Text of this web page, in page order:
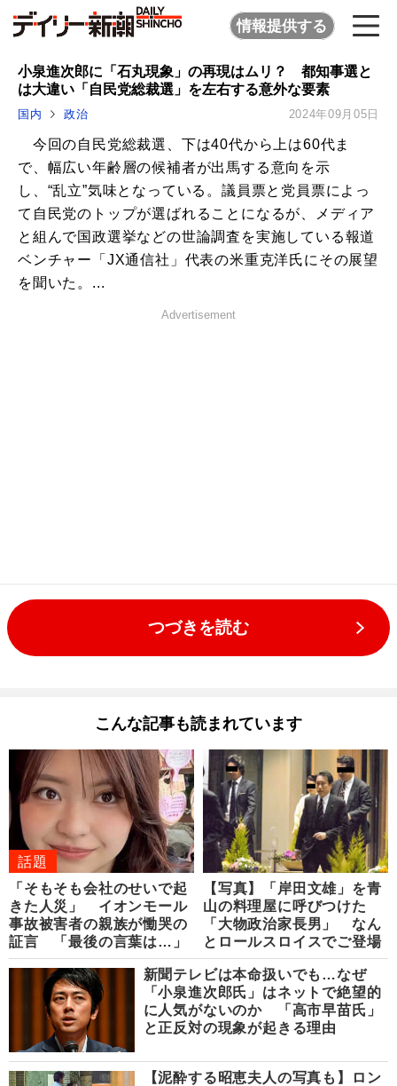
情報提供する
小泉進次郎に「石丸現象」の再現はムリ？ 都知事選と
は大違い「自民党総裁選」を左右する意外な要素
国内 政治 2024年09月05日
今回の自民党総裁選、下は40代から上は60代ま
で、幅広い年齢層の候補者が出馬する意向を示
し、“乱立”気味となっている。議員票と党員票によっ
て自民党のトップが選ばれることになるが、メディア
と組んで国政選挙などの世論調査を実施している報道
ベンチャー「JX通信社」代表の米重克洋氏にその展望
を聞いた。...
Advertisement
つづきを読む
こんな記事も読まれています
話題
「そもそも会社のせいで起
きた人災」 イオンモール
事故被害者の親族が慟哭の
証言 「最後の言葉は…」
【写真】「岸田文雄」を青
山の料理屋に呼びつけた
「大物政治家長男」 なん
とロールスロイスでご登場
新聞テレビは本命扱いでも…なぜ
「小泉進次郎氏」はネットで絶望的
に人気がないのか 「高市早苗氏」
と正反対の現象が起きる理由
【泥酔する昭恵夫人の写真も】ロン